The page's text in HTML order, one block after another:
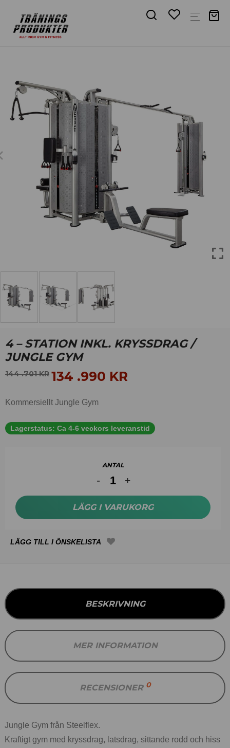
4 – STATION INKL. KRYSSDRAG /
JUNGLE GYM
144 .701KR 134 .990 KR
Kommersiellt Jungle Gym
Lagerstatus: Ca 4-6 veckors leveranstid
ANTAL
LÄGG I VARUKORG
BESKRIVNING
MER INFORMATION
RECENSIONER 0
Jungle Gym från Steelflex.
Kraftigt gym med kryssdrag, latsdrag, sittande rodd och hiss